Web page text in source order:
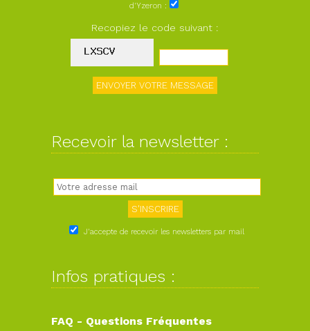
d'Yzeron :
Recopiez le code suivant :
Recevoir la newsletter :
J'accepte de recevoir les newsletters par mail
Infos pratiques :
FAQ - Questions Fréquentes